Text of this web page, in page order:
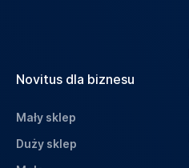
Novitus dla biznesu
Mały sklep
Duży sklep